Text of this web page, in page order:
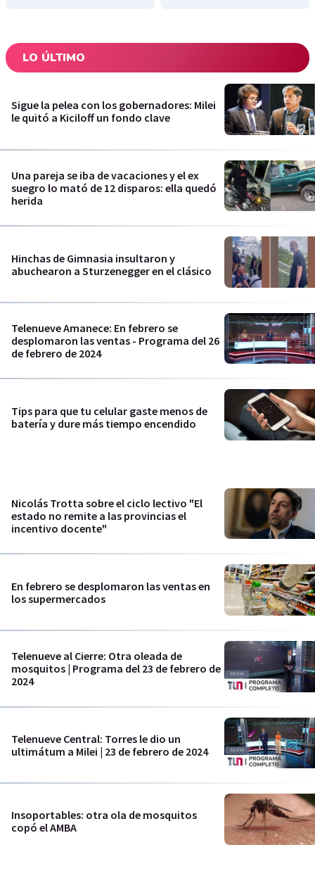
LO ÚLTIMO
Sigue la pelea con los gobernadores: Milei
le quitó a Kiciloff un fondo clave
Una pareja se iba de vacaciones y el ex
suegro lo mató de 12 disparos: ella quedó
herida
Hinchas de Gimnasia insultaron y
abuchearon a Sturzenegger en el clásico
Telenueve Amanece: En febrero se
desplomaron las ventas - Programa del 26
de febrero de 2024
Tips para que tu celular gaste menos de
batería y dure más tiempo encendido
Nicolás Trotta sobre el ciclo lectivo "El
estado no remite a las provincias el
incentivo docente"
En febrero se desplomaron las ventas en
los supermercados
Telenueve al Cierre: Otra oleada de
mosquitos | Programa del 23 de febrero de
2024
Telenueve Central: Torres le dio un
ultimátum a Milei | 23 de febrero de 2024
Insoportables: otra ola de mosquitos
copó el AMBA